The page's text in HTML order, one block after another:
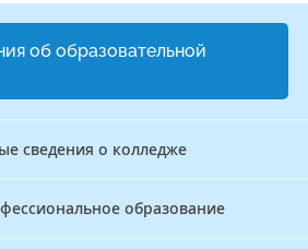
об образовательной
сведения о колледже
образование